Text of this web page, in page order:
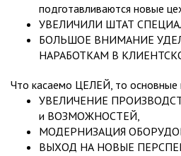
подготавливаются новые
УВЕЛИЧИЛИ ШТАТ
БОЛЬШОЕ ВНИМАНИЕ
НАРАБОТКАМ В
Что касаемо ЦЕЛЕЙ, то основные
УВЕЛИЧЕНИЕ
и ВОЗМОЖНОСТЕЙ,
МОДЕРНИЗАЦИЯ
ВЫХОД НА НОВЫЕ